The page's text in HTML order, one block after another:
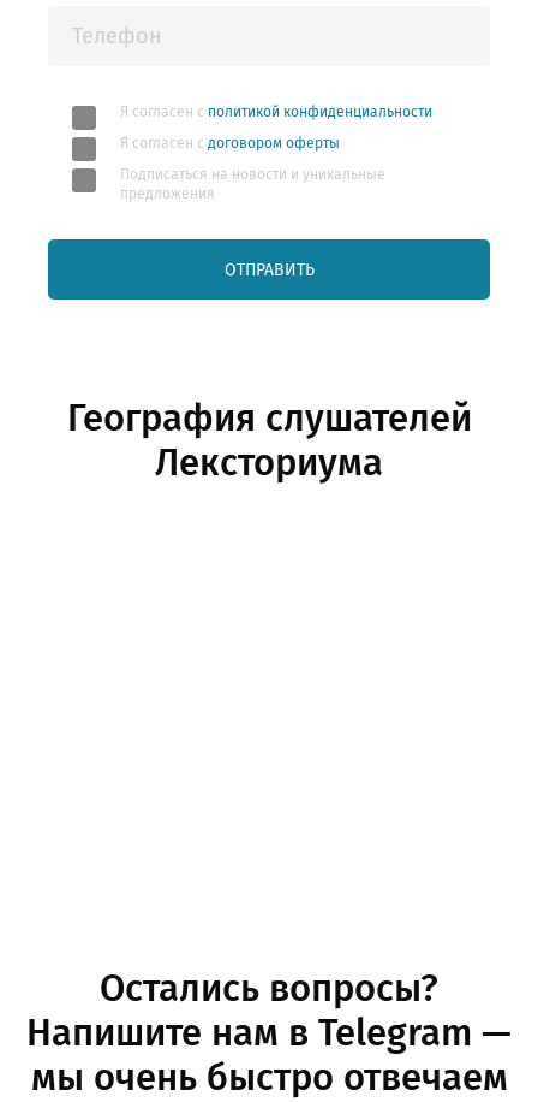
Я согласен с политикой конфиденциальности
Я согласен с договором оферты
Подписаться на новости и уникальные
предложения
ОТПРАВИТЬ
География слушателей
Лексториума
Остались вопросы?
Напишите нам в Telegram —
мы очень быстро отвечаем